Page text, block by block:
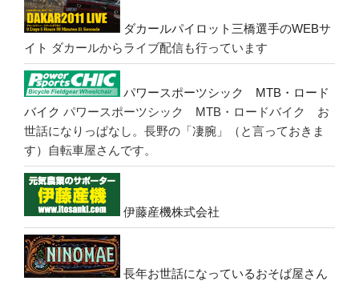
ダカールパイロット三橋選手のWEBサ
イト ダカールからライブ配信も行っています
パワースポーツシック MTB・ロード
バイク パワースポーツシック MTB・ロードバイク お
世話になりっぱなし。長野の「凄腕」（と言っておきま
す）自転車屋さんです。
伊藤産機株式会社
長年お世話になっているおそば屋さん